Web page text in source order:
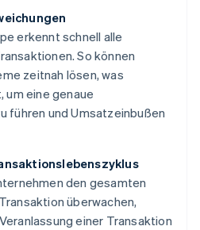
erkennt schnell alle
So können
zeitnah lösen, was
um eine genaue
führen und Umsatzeinbußen
den gesamten
überwachen,
einer Transaktion